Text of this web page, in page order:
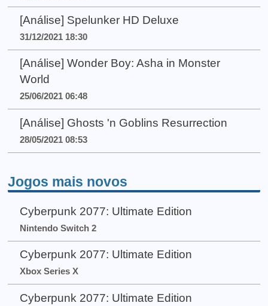
[Análise] Spelunker HD Deluxe
31/12/2021 18:30
[Análise] Wonder Boy: Asha in Monster
World
25/06/2021 06:48
[Análise] Ghosts 'n Goblins Resurrection
28/05/2021 08:53
Jogos mais novos
Cyberpunk 2077: Ultimate Edition
Nintendo Switch 2
Cyberpunk 2077: Ultimate Edition
Xbox Series X
Cyberpunk 2077: Ultimate Edition